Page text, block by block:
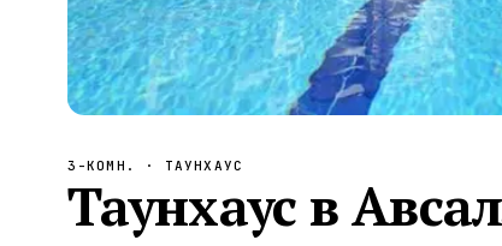
Стамбул — Локация
Анталия —Локация
3-КОМН. · ТАУНХАУС
Таунхаус в